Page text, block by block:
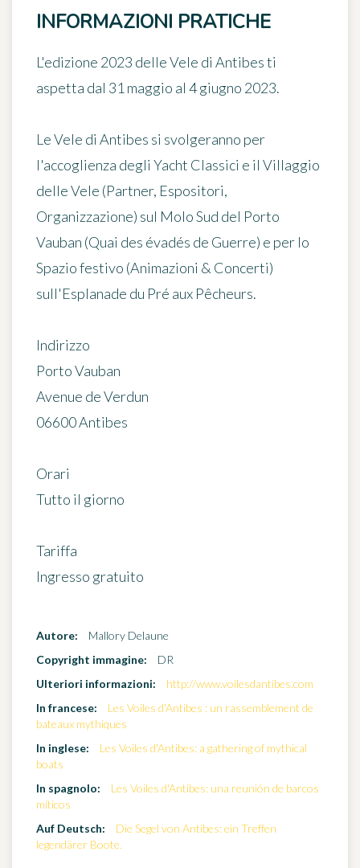
INFORMAZIONI PRATICHE
L'edizione 2023 delle Vele di Antibes ti
aspetta dal 31 maggio al 4 giugno 2023.
Le Vele di Antibes si svolgeranno per
l'accoglienza degli Yacht Classici e il Villaggio
delle Vele (Partner, Espositori,
Organizzazione) sul Molo Sud del Porto
Vauban (Quai des évadés de Guerre) e per lo
Spazio festivo (Animazioni & Concerti)
sull'Esplanade du Pré aux Pêcheurs.
Indirizzo
Porto Vauban
Avenue de Verdun
06600Antibes
Orari
Tutto il giorno
Tariffa
Ingresso gratuito
Autore:
Mallory Delaune
Copyright immagine:
DR
Ulteriori informazioni:
http://www.voilesdantibes.com
In francese:
Les Voiles d'Antibes : un rassemblement de
bateaux mythiques
In inglese:
Les Voiles d'Antibes: a gathering of mythical
boats
In spagnolo:
Les Voiles d'Antibes: una reunión de barcos
míticos
Auf Deutsch:
Die Segel von Antibes: ein Treffen
legendärer Boote.